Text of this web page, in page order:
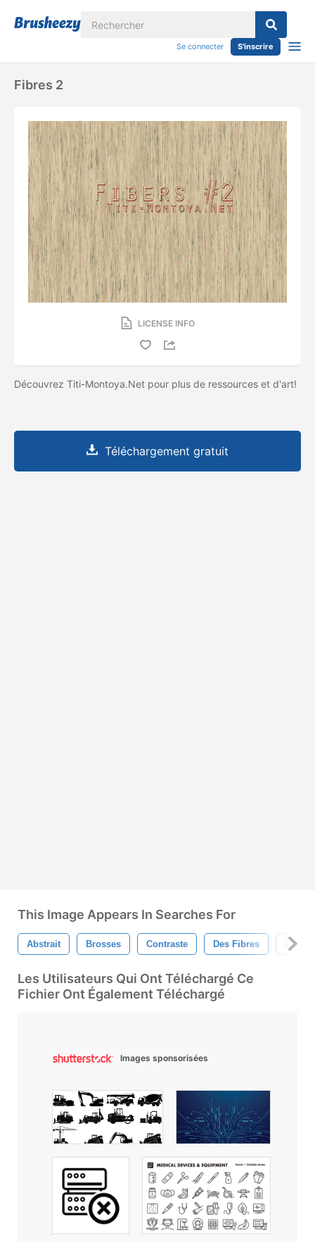
Se connecter S'inscrire
Fibres 2
LICENSE INFO
Découvrez Titi-Montoya.Net pour plus de ressources et d'art!
Téléchargement gratuit
This Image Appears In Searches For
Abstrait Brosses Contraste Des Fibres Lineart
Les Utilisateurs Qui Ont Téléchargé Ce
Fichier Ont Également Téléchargé
Images sponsorisées